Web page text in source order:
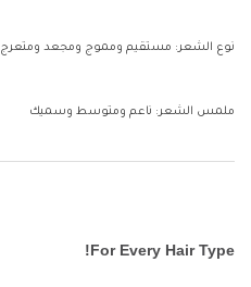
نوع الشعر: مستقيم ومموج ومجعد ومتعرج
ملمس الشعر: ناعم ومتوسط ​​وسميك
For Every Hair Type!